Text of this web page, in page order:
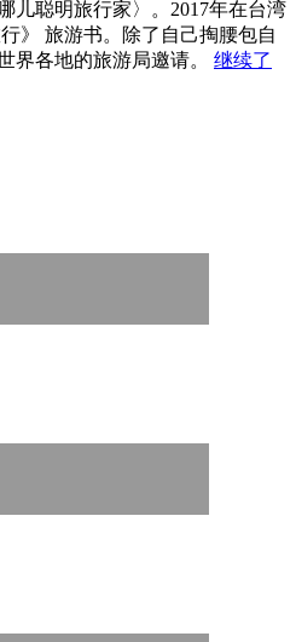
儿聪明旅行家〉。2017年在台湾
》 旅游书。除了自己掏腰包自
界各地的旅游局邀请。 继续了